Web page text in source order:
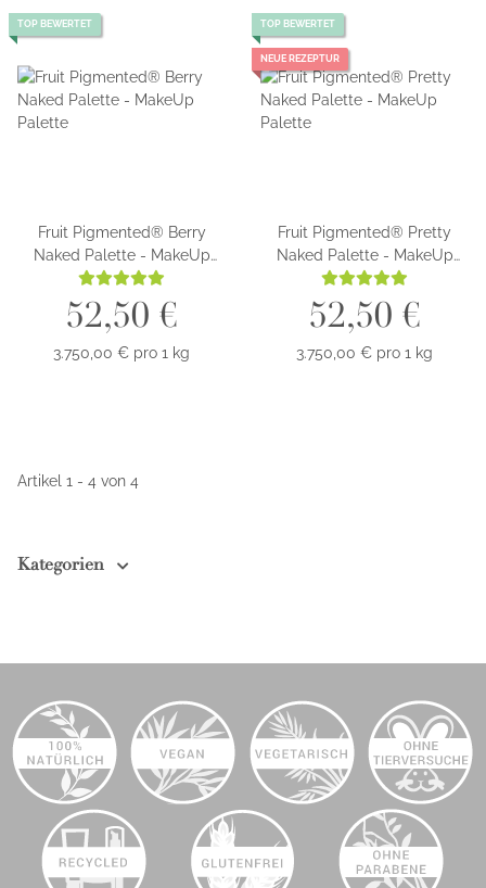
TOP BEWERTET
Fruit Pigmented® Berry
Naked Palette - MakeUp
Palette
52,50 €
3.750,00 € pro 1 kg
TOP BEWERTET
NEUE REZEPTUR
Fruit Pigmented® Pretty
Naked Palette - MakeUp
Palette
52,50 €
3.750,00 € pro 1 kg
Artikel 1 - 4 von 4
Kategorien